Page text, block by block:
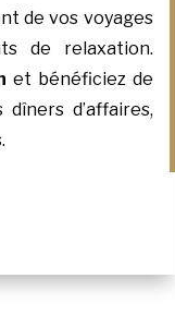
de vos voyages
de relaxation.
et bénéficiez de
d’affaires,